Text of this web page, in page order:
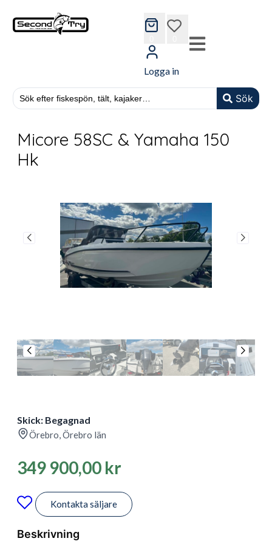
Sök
wishlist
Logga in
Micore 58SC & Yamaha 150
Hk
Skick: Begagnad
Örebro, Örebro län
349 900,00 kr
Kontakta säljare
Beskrivning